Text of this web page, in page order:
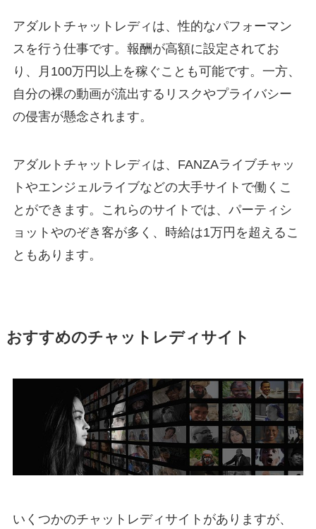
アダルトチャットレディは、性的なパフォーマン
スを行う仕事です。報酬が高額に設定されてお
り、月100万円以上を稼ぐことも可能です。一方、
自分の裸の動画が流出するリスクやプライバシー
の侵害が懸念されます。
アダルトチャットレディは、FANZAライブチャッ
トやエンジェルライブなどの大手サイトで働くこ
とができます。これらのサイトでは、パーティシ
ョットやのぞき客が多く、時給は1万円を超えるこ
ともあります。
おすすめのチャットレディサイト
いくつかのチャットレディサイトがありますが、